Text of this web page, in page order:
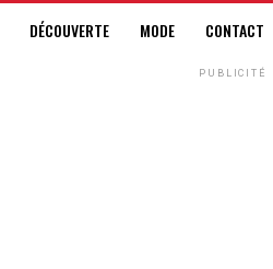
DÉCOUVERTE MODE CONTACT
PUBLICITÉ